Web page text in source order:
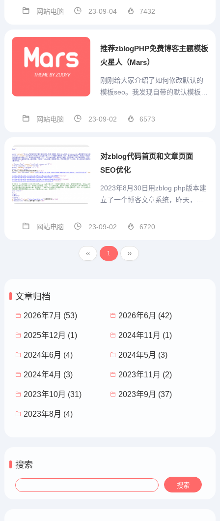
p账号：然后再安全里面开通20，2
nshoujia...
网站电脑 23-09-04 7432
推荐zblogPHP免费博客主题模板
火星人（Mars）
刚刚给大家介绍了如何修改默认的
模板seo。我发现自带的默认模板还
图片，现在比较流行这个，左边是
我就在网上找，发现这个火星人模
板。其优点如下：具备上...
网站电脑 23-09-02 6573
对zblog代码首页和文章页面
SEO优化
2023年8月30日用zblog php版本建
立了一个博客文章系统，昨天，查
关键词和描述空空如也。大概在后
插件，不过，zblog虽然免费，插件
可不免费。虽然我有十几年不制
网站电脑 23-09-02 6720
‹‹ 1 ››
文章归档
2026年7月 (53) 2026年6月 (42)
2025年12月 (1) 2024年11月 (1)
2024年6月 (4) 2024年5月 (3)
2024年4月 (3) 2023年11月 (2)
2023年10月 (31) 2023年9月 (37)
2023年8月 (4)
搜索